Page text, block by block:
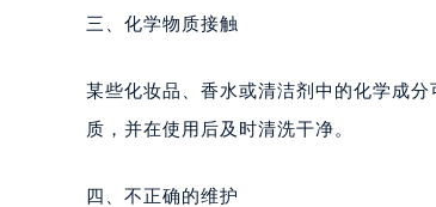
三、化学物质接触
某些化妆品、香水或清洁剂中的化学成
质，并在使用后及时清洗干净。
四、不正确的维护